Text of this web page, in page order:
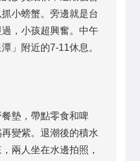
小螃蟹。旁邊就是台
，小孩超興奮。中午
」附近的7-11休息。
墊，帶點零食和啤
變紫。退潮後的積水
兩人坐在水邊拍照，